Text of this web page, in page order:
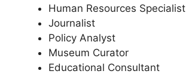
Human Resources Specialist
Journalist
Policy Analyst
Museum Curator
Educational Consultant